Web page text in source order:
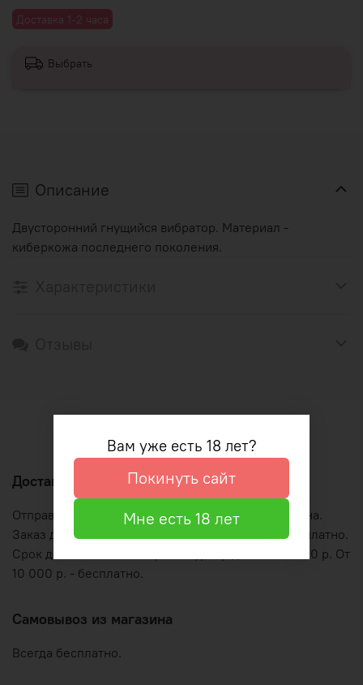
Доставка 1-2 часа
Выбрать
Описание
Двусторонний гнущийся вибратор. Материал -
киберкожа последнего поколения.
Оформление и оплата
Доставка по Рязани
Отправляем курьером по графику работы магазина.
Заказ до 2000 р. - 350 р. Заказы от 2000 р. - бесплатно.
Срок до 3-4 часов. Экспресс-курьер до 1 часа - 800 р. От
10 000 р. - бесплатно.
Самовывоз из магазина
Всегда бесплатно.
Вам уже есть 18 лет?
Покинуть сайт
Мне есть 18 лет